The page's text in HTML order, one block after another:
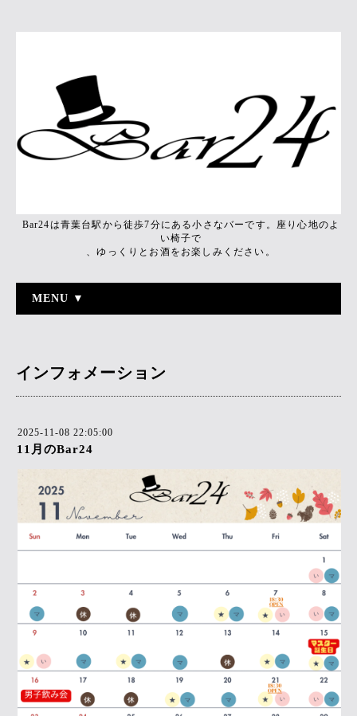
Bar24は青葉台駅から徒歩7分にある小さなバーです。座り心地のよ
い椅子で
、ゆっくりとお酒をお楽しみください。
MENU ▼
インフォメーション
2025-11-08 22:05:00
11月のBar24